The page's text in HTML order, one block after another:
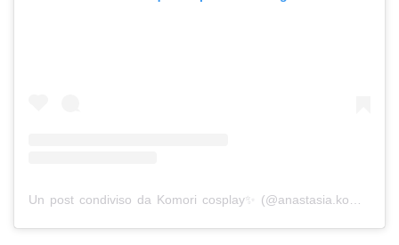
Un post condiviso da Komori cosplay✨ (@anastasia.komori)